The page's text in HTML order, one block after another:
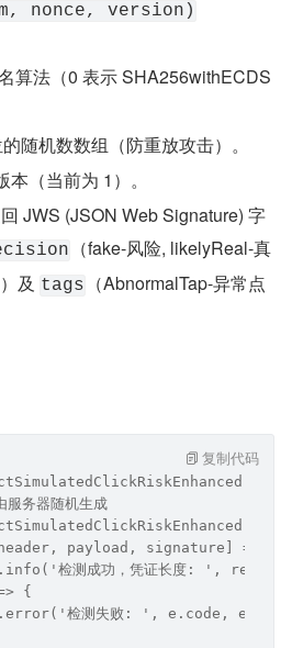
nonce, version)
算法（0 表示 SHA256withECDS
随机数数组（防重放攻击）。
本（当前为 1）。
JWS (JSON Web Signature) 字
（fake-风险, likelyReal-真
及 tags
（AbnormalTap-异常点
{
务器随机生成
payload, signature] =
检测成功，凭证长度: ',
{
检测失败: ', e.code,
复制代码